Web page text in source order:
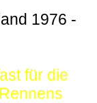
1976 -
für die